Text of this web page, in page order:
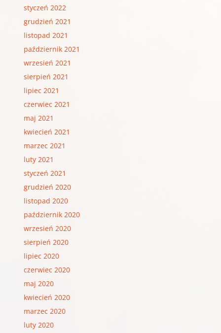
styczeń 2022
grudzień 2021
listopad 2021
październik 2021
wrzesień 2021
sierpień 2021
lipiec 2021
czerwiec 2021
maj 2021
kwiecień 2021
marzec 2021
luty 2021
styczeń 2021
grudzień 2020
listopad 2020
październik 2020
wrzesień 2020
sierpień 2020
lipiec 2020
czerwiec 2020
maj 2020
kwiecień 2020
marzec 2020
luty 2020